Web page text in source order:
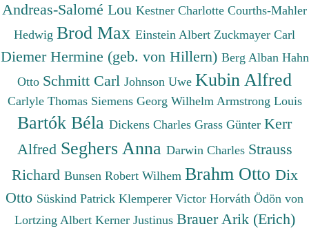
Andreas-Salomé Lou Kestner Charlotte Courths-Mahler
Hedwig Brod Max Einstein Albert Zuckmayer Carl
Diemer Hermine (geb. von Hillern) Berg Alban Hahn
Otto Schmitt Carl Johnson Uwe Kubin Alfred
Carlyle Thomas Siemens Georg Wilhelm Armstrong Louis
Bartók Béla Dickens Charles Grass Günter Kerr
Alfred Seghers Anna Darwin Charles Strauss
Richard Bunsen Robert Wilhem Brahm Otto Dix
Otto Süskind Patrick Klemperer Victor Horváth Ödön von
Lortzing Albert Kerner Justinus Brauer Arik (Erich)